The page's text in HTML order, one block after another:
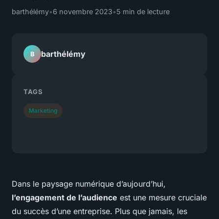
barthélémy•6 novembre 2023•5 min de lecture
Dans le paysage numérique d’aujourd’hui,
l’engagement de l’audience est une mesure cruciale
du succès d’une entreprise. Plus que jamais, les
B barthélémy
TAGS
Marketing